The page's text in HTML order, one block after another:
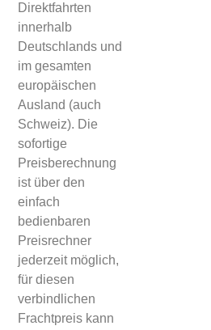
Direktfahrten
innerhalb
Deutschlands und
im gesamten
europäischen
Ausland (auch
Schweiz). Die
sofortige
Preisberechnung
ist über den
einfach
bedienbaren
Preisrechner
jederzeit möglich,
für diesen
verbindlichen
Frachtpreis kann